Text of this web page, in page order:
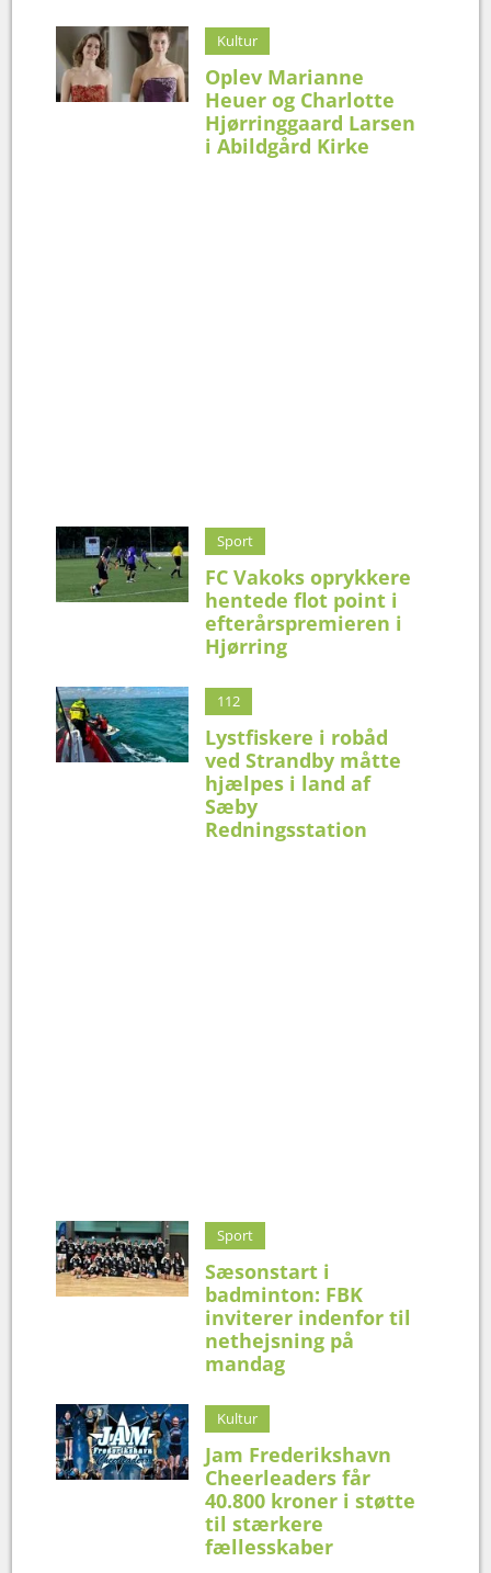
Kultur
Oplev Marianne
Heuer og Charlotte
Hjørringgaard Larsen
i Abildgård Kirke
Sport
FC Vakoks oprykkere
hentede flot point i
efterårspremieren i
Hjørring
112
Lystfiskere i robåd
ved Strandby måtte
hjælpes i land af
Sæby
Redningsstation
Sport
Sæsonstart i
badminton: FBK
inviterer indenfor til
nethejsning på
mandag
Kultur
Jam Frederikshavn
Cheerleaders får
40.800 kroner i støtte
til stærkere
fællesskaber